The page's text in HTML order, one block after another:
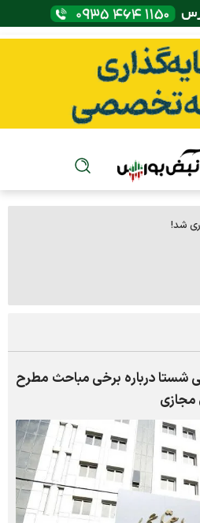
شستا درباره برخی مباحث مطرح
مجازی